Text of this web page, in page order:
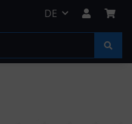
DE